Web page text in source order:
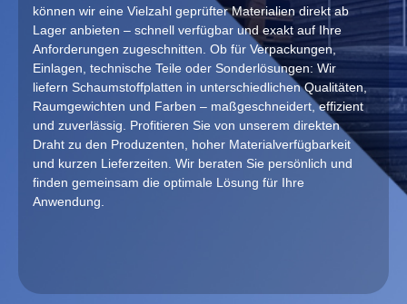
können wir eine Vielzahl geprüfter Materialien direkt ab
Lager anbieten – schnell verfügbar und exakt auf Ihre
Anforderungen zugeschnitten. Ob für Verpackungen,
Einlagen, technische Teile oder Sonderlösungen: Wir
liefern Schaumstoffplatten in unterschiedlichen Qualitäten,
Raumgewichten und Farben – maßgeschneidert, effizient
und zuverlässig. Profitieren Sie von unserem direkten
Draht zu den Produzenten, hoher Materialverfügbarkeit
und kurzen Lieferzeiten. Wir beraten Sie persönlich und
finden gemeinsam die optimale Lösung für Ihre
Anwendung.